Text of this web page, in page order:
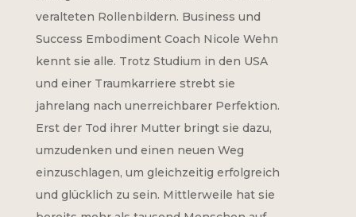
veralteten Rollenbildern. Business und
Success Embodiment Coach Nicole Wehn
kennt sie alle. Trotz Studium in den USA
und einer Traumkarriere strebt sie
jahrelang nach unerreichbarer Perfektion.
Erst der Tod ihrer Mutter bringt sie dazu,
umzudenken und einen neuen Weg
einzuschlagen, um gleichzeitig erfolgreich
und glücklich zu sein. Mittlerweile hat sie